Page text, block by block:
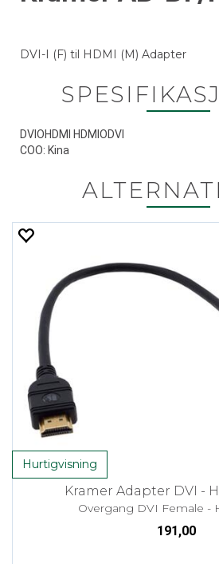
DVI-I (F) til HDMI (M) Adapter
DVIOHDMI HDMIODVI
COO: Kina
Hurtigvisning
Kramer Adapter DVI -
Overgang DVI Female -
191,00